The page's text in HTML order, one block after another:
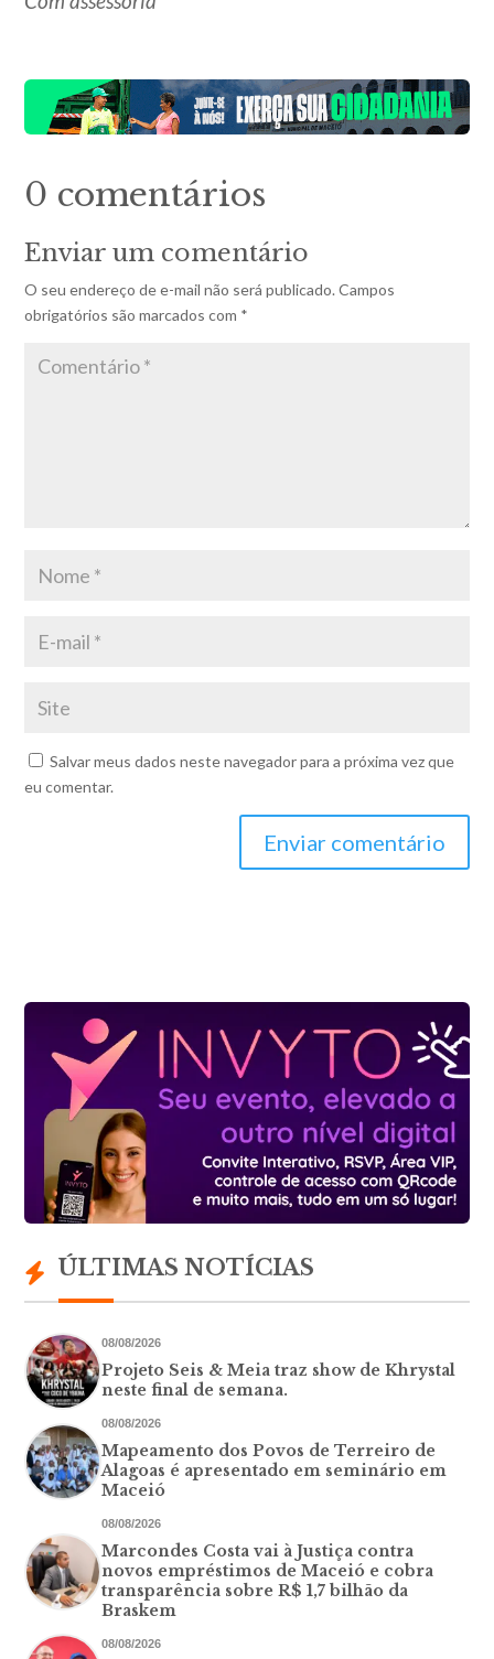
0 comentários
Enviar um comentário
O seu endereço de e-mail não será publicado. Campos
obrigatórios são marcados com *
Salvar meus dados neste navegador para a próxima vez que
eu comentar.
Enviar comentário
ÚLTIMAS NOTÍCIAS
08/08/2026
Projeto Seis & Meia traz show de Khrystal
neste final de semana.
08/08/2026
Mapeamento dos Povos de Terreiro de
Alagoas é apresentado em seminário em
Maceió
08/08/2026
Marcondes Costa vai à Justiça contra
novos empréstimos de Maceió e cobra
transparência sobre R$ 1,7 bilhão da
Braskem
08/08/2026